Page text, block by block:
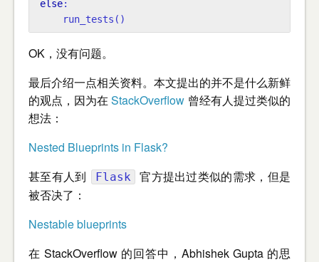
else:
run_tests ()
OK，没有问题。
最后介绍一点相关资料。本文提出的并不是什么新鲜
的观点，因为在StackOverflow 曾经有人提过类似的
想法：
Nested Blueprints in Flask?
甚至有人到
Flask
官方提出过类似的需求，但是
被否决了：
Nestable blueprints
在 StackOverflow 的回答中，Abhishek Gupta 的思